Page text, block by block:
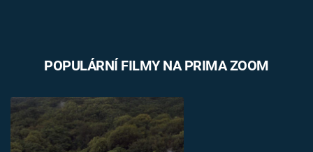
POPULÁRNÍ FILMY NA PRIMA ZOOM